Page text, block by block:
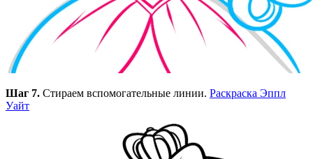
Шаг 7. Стираем вспомогательные линии. Раскраска Эппл
Уайт